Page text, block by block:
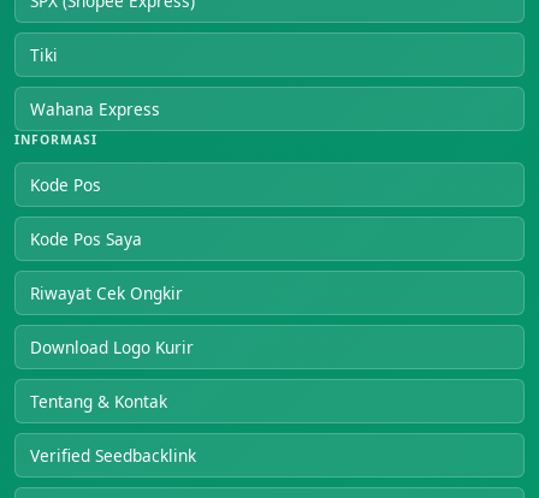
Tiki
Wahana Express
INFORMASI
Kode Pos
Kode Pos Saya
Riwayat Cek Ongkir
Download Logo Kurir
Tentang & Kontak
Verified Seedbacklink